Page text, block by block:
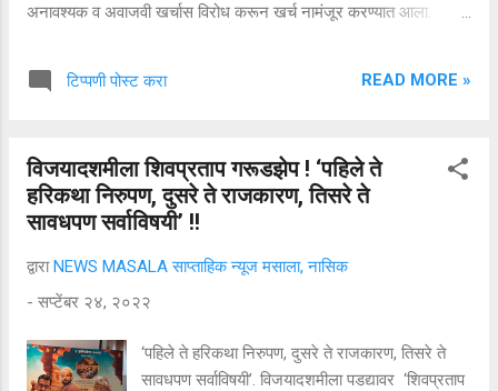
अनावश्यक व अवाजवी खर्चास विरोध करून खर्च नामंजूर करण्यात आला.
एक हप्ता आगाऊ घेण्यात येऊ नयेत. संचालक मंडळाची मुदत संपली असल्यामुळे
उत्तमराव (बाबा) गांगुर्डे, निलेश देशमुख, दादाभाऊ निकम, विक्रम पिंगळे,
अभिजीत घोडेराव, उमेश देशमानकर, नंदकिशोर सोनवणे, सचिन विंचुरकर,
सचिन पाटील आदींनी मांडल्या
टिप्पणी पोस्ट करा READ MORE »
विजयादशमीला शिवप्रताप गरूडझेप ! ‘पहिले ते
हरिकथा निरुपण, दुसरे ते राजकारण, तिसरे ते
सावधपण सर्वाविषयी’ !!
द्वाराNEWS MASALA साप्ताहिक न्यूज मसाला, नासिक
- सप्टेंबर २४, २०२२
‘पहिले ते हरिकथा निरुपण, दुसरे ते राजकारण, तिसरे ते
सावधपण सर्वाविषयी’. विजयादशमीला पडद्यावर ‘शिवप्रताप